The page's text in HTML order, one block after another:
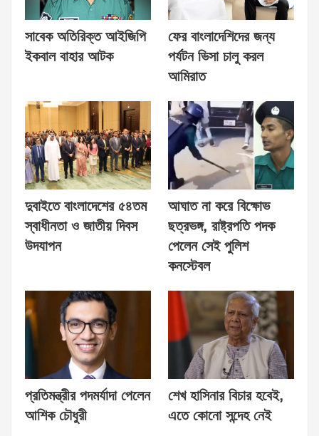
সাবেক অতিরিক্ত আইজিপি
ইকবাল বাহার আটক
ফের বাংলাদেশিদের জন্য
পর্যটন ভিসা চালু করল
আমিরাত
দুবাইতে বাংলাদেশের ৫৪তম
স্বাধীনতা ও জাতীয় দিবস
উদযাপন
আঘাত না করে বিক্ষোভ
ছত্রভঙ্গ, রাষ্ট্রপতি পদক
পেলেন সেই পুলিশ
কনস্টেবল
প্রতিমন্ত্রীর পদমর্যাদা পেলেন
আশিক চৌধুরী
শেখ হাসিনার বিচার হবেই,
এতে কোনো সন্দেহ নেই